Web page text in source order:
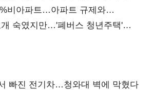
비아파트…아파트 규제와
숙였지만…'폐버스 청년주택'
빠진 전기차…청와대 벽에 막혔다